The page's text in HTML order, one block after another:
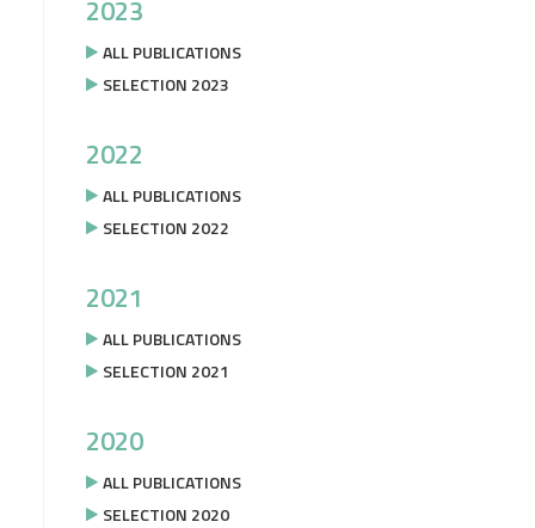
2023
ALL PUBLICATIONS
SELECTION 2023
2022
ALL PUBLICATIONS
SELECTION 2022
2021
ALL PUBLICATIONS
SELECTION 2021
2020
ALL PUBLICATIONS
SELECTION 2020